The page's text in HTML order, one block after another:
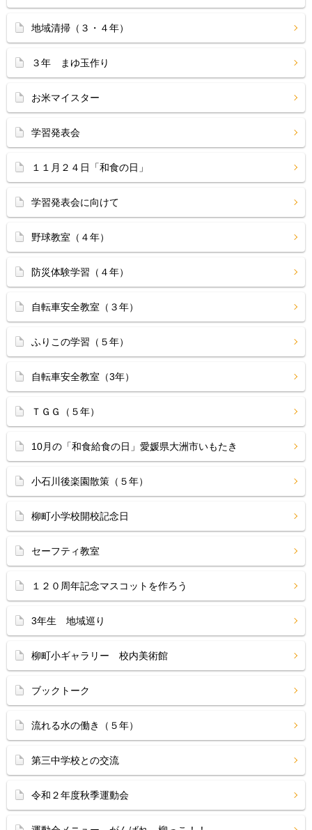
地域清掃（３・４年）
３年 まゆ玉作り
お米マイスター
学習発表会
１１月２４日「和食の日」
学習発表会に向けて
野球教室（４年）
防災体験学習（４年）
自転車安全教室（３年）
ふりこの学習（５年）
自転車安全教室（3年）
ＴＧＧ（５年）
10月の「和食給食の日」愛媛県大洲市いもたき
小石川後楽園散策（５年）
柳町小学校開校記念日
セーフティ教室
１２０周年記念マスコットを作ろう
3年生 地域巡り
柳町小ギャラリー 校内美術館
ブックトーク
流れる水の働き（５年）
第三中学校との交流
令和２年度秋季運動会